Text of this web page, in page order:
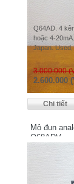
Q64AD. 4
hoặc 4-
Japan.
3.000.000
2.600.000
Mô đun
Q68ADV